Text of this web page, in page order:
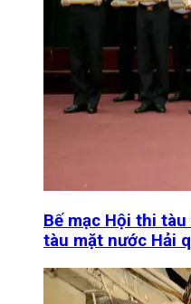
Bế mạc Hội thi
tàu mặt nước Hải